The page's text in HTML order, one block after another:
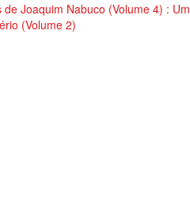
Joaquim Nabuco (Volume 4) : Um
(Volume 2)